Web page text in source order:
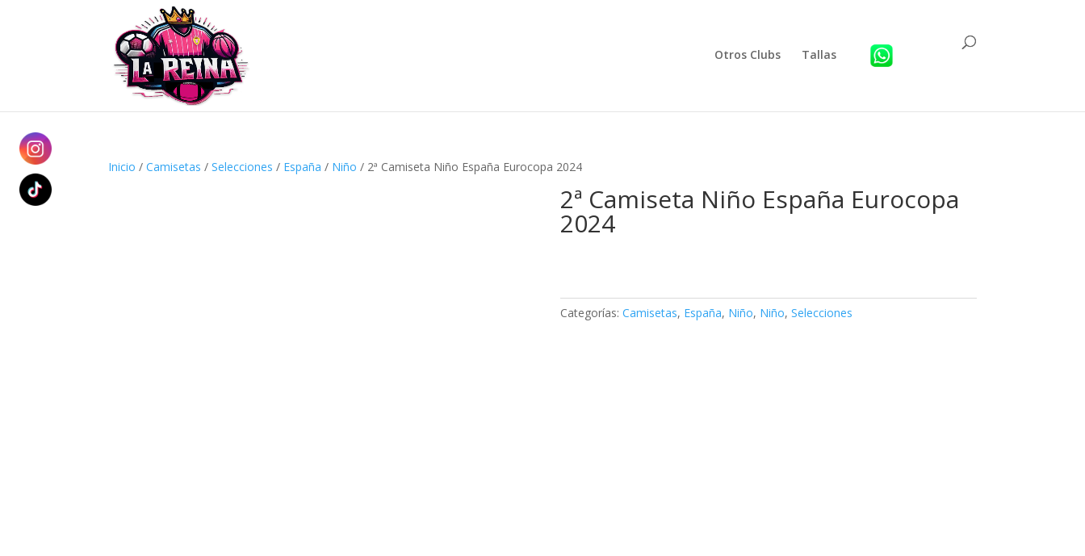
Otros Clubs Tallas
Inicio /Camisetas /Selecciones / España / Niño / 2ª Camiseta Niño España Eurocopa 2024
2ª Camiseta Niño España Eurocopa
2024
Categorías: Camisetas, España, Niño, Niño, Selecciones